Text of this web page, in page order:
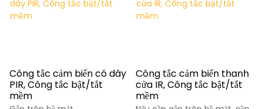
Công tắc cảm biến có dây
PIR, Công tắc bật/tắt
mềm
Công tắc cảm biến thanh
cửa IR, Công tắc bật/tắt
mềm